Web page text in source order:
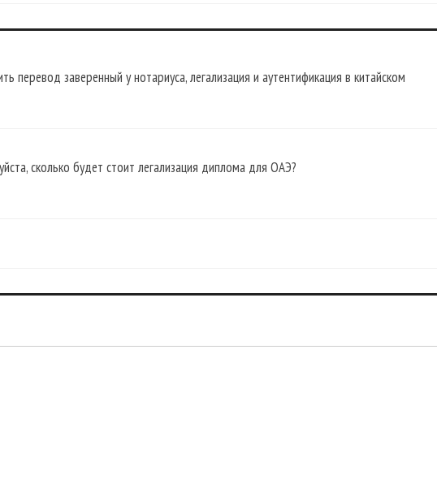
перевод заверенный у нотариуса, легализация и аутентификация в китайском
сколько будет стоит легализация диплома для ОАЭ?